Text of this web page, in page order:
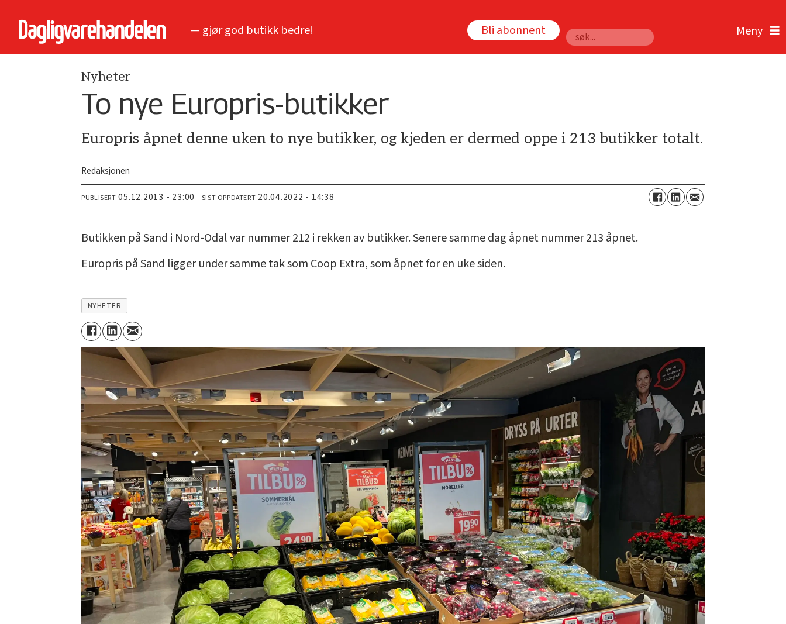
— gjør god butikk bedre! Bli abonnent
Søk
Nyheter
To nye Europris-butikker
Europris åpnet denne uken to nye butikker, og kjeden er dermed oppe i 213 butikker totalt.
Redaksjonen
PUBLISERT 05.12.2013 - 23:00 SIST OPPDATERT 20.04.2022 - 14:38
Butikken på Sand i Nord-Odal var nummer 212 i rekken av butikker. Senere samme dag åpnet nummer 213 åpnet.
Europris på Sand ligger under samme tak som Coop Extra, som åpnet for en uke siden.
NYHETER